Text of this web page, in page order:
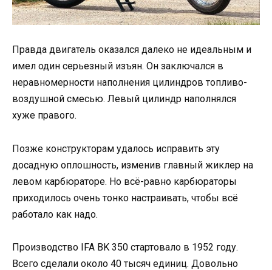
Правда двигатель оказался далеко не идеальным и
имел один серьезный изъян. Он заключался в
неравномерности наполнения цилиндров топливо-
воздушной смесью. Левый цилиндр наполнялся
хуже правого.
Позже конструкторам удалось исправить эту
досадную оплошность, изменив главный жиклер на
левом карбюраторе. Но всё-равно карбюраторы
приходилось очень тонко настраивать, чтобы всё
работало как надо.
Производство IFA BK 350 стартовало в 1952 году.
Всего сделали около 40 тысяч единиц. Довольно